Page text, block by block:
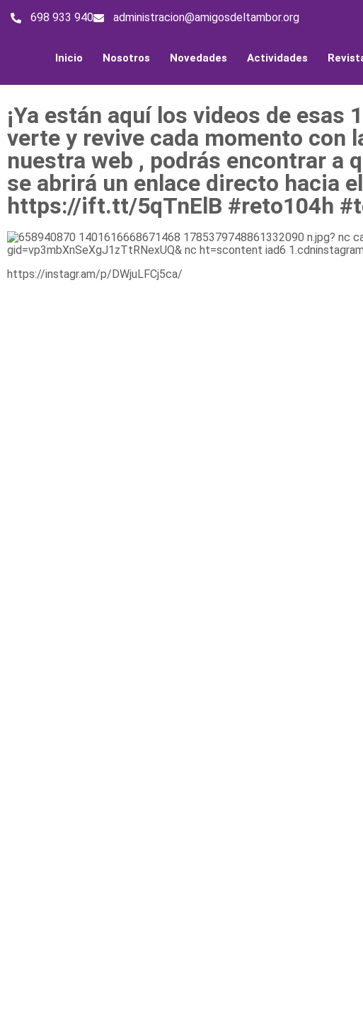
698 933 940 administracion@amigosdeltambor.org
Inicio Nosotros Novedades Actividades
¡Ya están aquí los videos de
verte y revive cada momento con
nuestra web , podrás encontrar a
se abrirá un enlace directo hacia
https://ift.tt/5qTnElB #reto104h
https://instagr.am/p/DWjuLFCj5ca/